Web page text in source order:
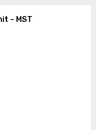
- MST